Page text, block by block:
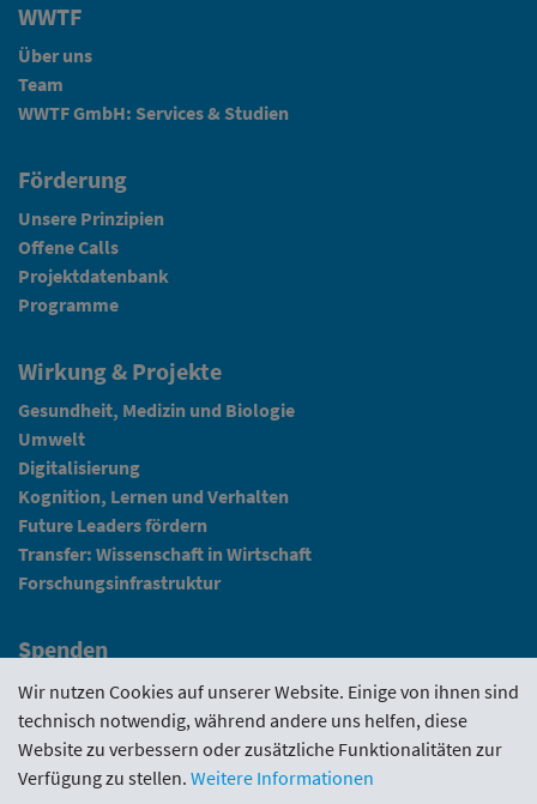
WWTF
Über uns
Team
WWTF GmbH: Services & Studien
Förderung
Unsere Prinzipien
Offene Calls
Projektdatenbank
Programme
Wirkung & Projekte
Gesundheit, Medizin und Biologie
Umwelt
Digitalisierung
Kognition, Lernen und Verhalten
Future Leaders fördern
Transfer: Wissenschaft in Wirtschaft
Forschungsinfrastruktur
Spenden
Fundraising
News
Intranet
Wir nutzen Cookies auf unserer Website. Einige von ihnen sind
technisch notwendig, während andere uns helfen, diese
Website zu verbessern oder zusätzliche Funktionalitäten zur
Verfügung zu stellen. Weitere Informationen